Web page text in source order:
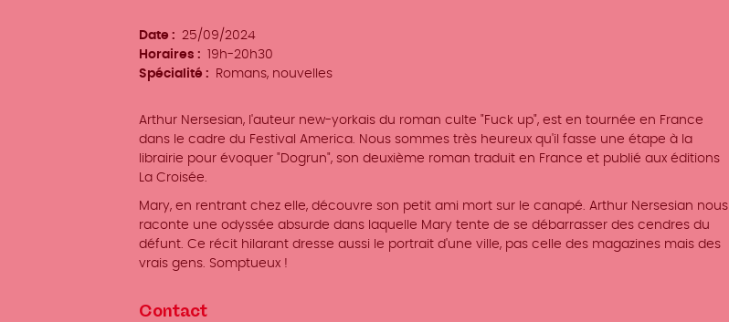
Date
25/09/2024
Horaires
19h-20h30
Spécialité
Romans, nouvelles
Arthur Nersesian, l'auteur new-yorkais du roman culte "Fuck up", est en tournée en France
dans le cadre du Festival America. Nous sommes très heureux qu'il fasse une étape à la
librairie pour évoquer "Dogrun", son deuxième roman traduit en France et publié aux éditions
La Croisée.
Mary, en rentrant chez elle, découvre son petit ami mort sur le canapé. Arthur Nersesian nous
raconte une odyssée absurde dans laquelle Mary tente de se débarrasser des cendres du
défunt. Ce récit hilarant dresse aussi le portrait d'une ville, pas celle des magazines mais des
vrais gens. Somptueux !
Contact